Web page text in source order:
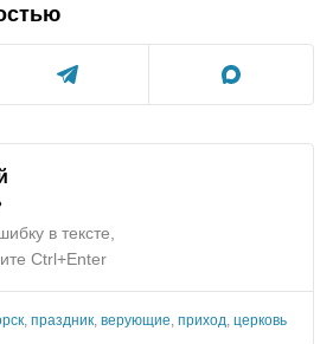
в тексте,
Ctrl+Enter
праздник верующие приход церковь